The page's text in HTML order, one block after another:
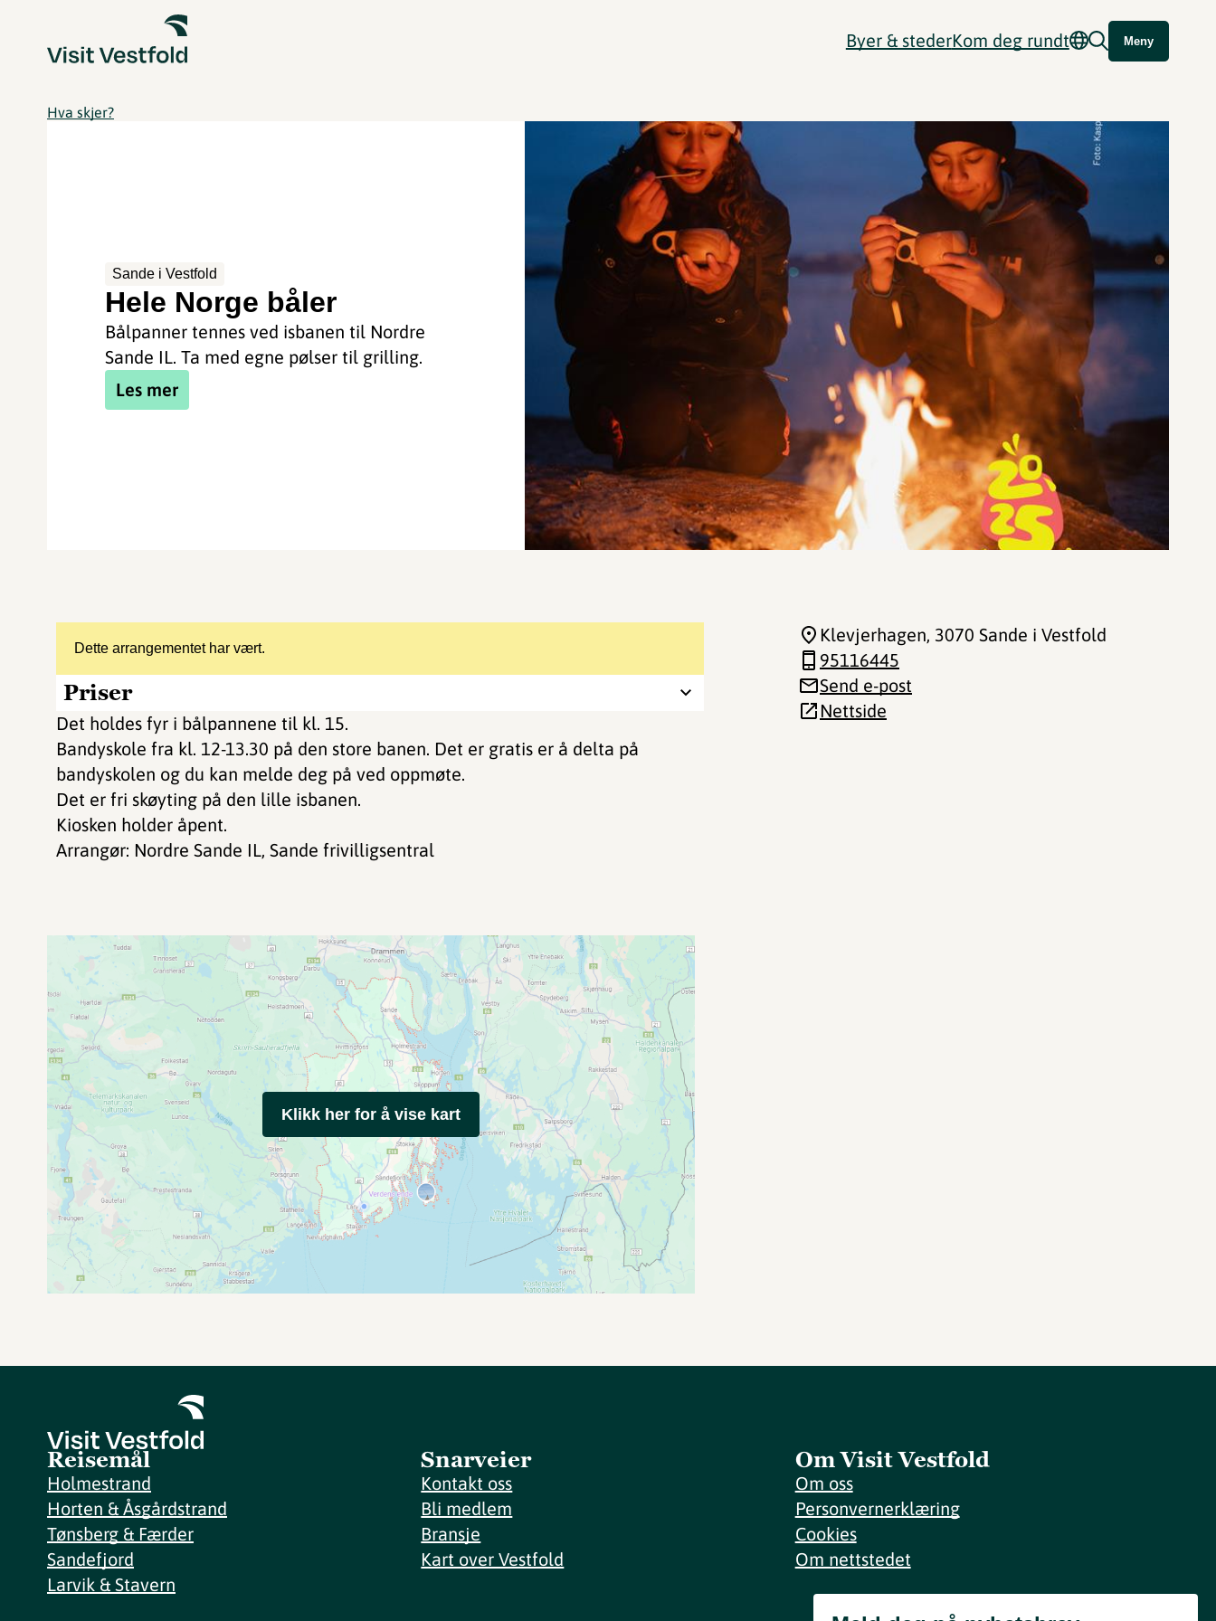
Byer & stederKom deg rundt Meny
Hva skjer?
Sande i Vestfold
Hele Norge båler
Bålpanner tennes ved isbanen til Nordre
Sande IL. Ta med egne pølser til grilling.
Les mer
Dette arrangementet har vært.
Priser
Det holdes fyr i bålpannene til kl. 15.
Bandyskole fra kl. 12-13.30 på den store banen. Det er gratis er å delta på
bandyskolen og du kan melde deg på ved oppmøte.
Det er fri skøyting på den lille isbanen.
Kiosken holder åpent.
Arrangør: Nordre Sande IL, Sande frivilligsentral
Klevjerhagen, 3070 Sande i Vestfold
95116445
Send e-post
Nettside
Klikk her for å vise kart
Reisemål
Holmestrand
Horten & Åsgårdstrand
Tønsberg & Færder
Sandefjord
Larvik & Stavern
Snarveier
Kontakt oss
Bli medlem
Bransje
Kart over Vestfold
Om Visit Vestfold
Om oss
Personvernerklæring
Cookies
Om nettstedet
Meld deg på nyhetsbrev